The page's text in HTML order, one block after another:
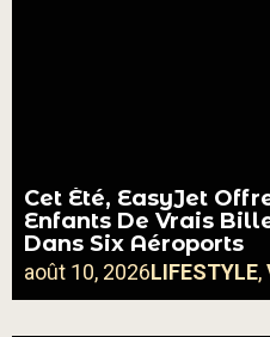
Cet Été, EasyJet
Enfants De Vrais
Dans Six Aéroports
août 10, 2026LIFESTYLE,